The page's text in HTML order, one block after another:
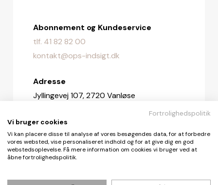
Abonnement og Kundeservice
tlf. 41 82 82 00
kontakt@ops-indsigt.dk
Adresse
Jyllingevej 107, 2720 Vanløse
Redaktionen
redaktionen@ops-indsigt.dk
© De Fire Vinde ApS 2026
Fortrolighedspolitik
Vi bruger cookies
Vi kan placere disse til analyse af vores besøgendes data, for at forbedre
vores websted, vise personaliseret indhold og for at give dig en god
webstedsoplevelse. Få mere information om cookies vi bruger ved at
åbne fortrolighedspolitik.